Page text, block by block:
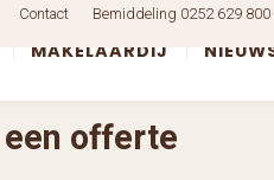
Contact Bemiddeling 0252 629 800
MAKELAARDIJ
offerte